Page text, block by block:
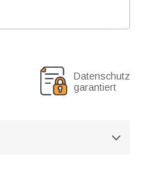
Datenschutz
garantiert
